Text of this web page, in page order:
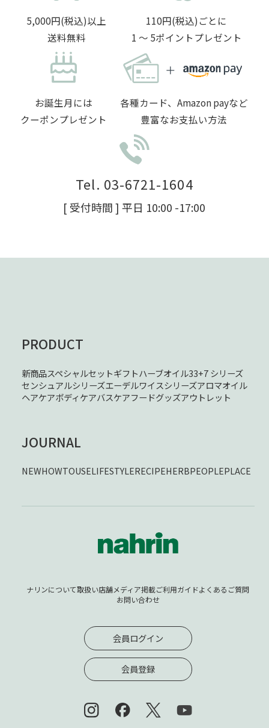
5,000円(税込)以上
送料無料
110円(税込)ごとに
1 〜 5ポイントプレゼント
お誕生月には
クーポンプレゼント
各種カード、Amazon payなど
豊富なお支払い方法
Tel. 03-6721-1604
[ 受付時間 ] 平日 10:00 -17:00
PRODUCT
新商品スペシャルセットギフトハーブオイル33+7 シリーズ
センシュアルシリーズエーデルワイスシリーズアロマオイル
ヘアケアボディケアバスケアフードグッズアウトレット
JOURNAL
NEWHOWTOUSELIFESTYLERECIPEHERBPEOPLEPLACE
ナリンについて取扱い店舗メディア掲載ご利用ガイドよくあるご質問
お問い合わせ
会員ログイン
会員登録